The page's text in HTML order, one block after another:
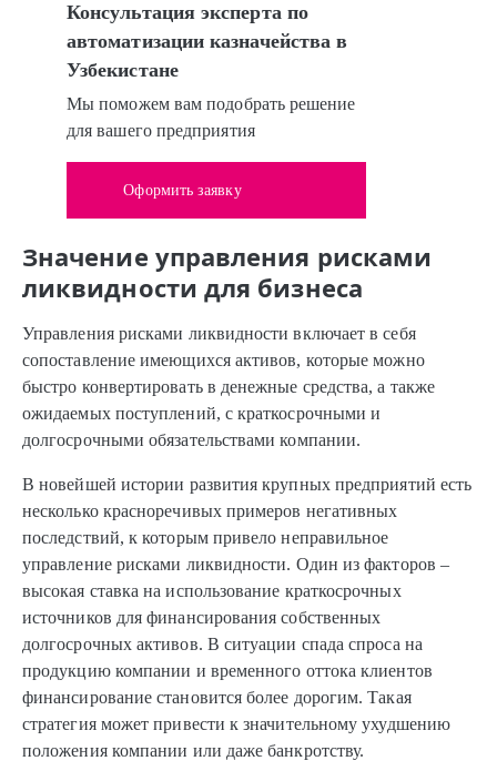
Консультация эксперта по
автоматизации казначейства в
Узбекистане
Мы поможем вам подобрать решение
для вашего предприятия
Оформить заявку
Значение управления рисками
ликвидности для бизнеса
Управления рисками ликвидности включает в себя
сопоставление имеющихся активов, которые можно
быстро конвертировать в денежные средства, а также
ожидаемых поступлений, с краткосрочными и
долгосрочными обязательствами компании.
В новейшей истории развития крупных предприятий есть
несколько красноречивых примеров негативных
последствий, к которым привело неправильное
управление рисками ликвидности. Один из факторов –
высокая ставка на использование краткосрочных
источников для финансирования собственных
долгосрочных активов. В ситуации спада спроса на
продукцию компании и временного оттока клиентов
финансирование становится более дорогим. Такая
стратегия может привести к значительному ухудшению
положения компании или даже банкротству.